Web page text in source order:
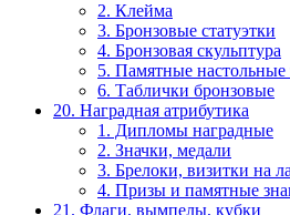
2. Клейма
3. Бронзовые статуэтки
4. Бронзовая скульптура
5. Памятные настольные
6. Таблички бронзовые
20. Наградная атрибутика
1. Дипломы наградные
2. Значки, медали
3. Брелоки, визитки на
4. Призы и памятные
21. Флаги, вымпелы, кубки